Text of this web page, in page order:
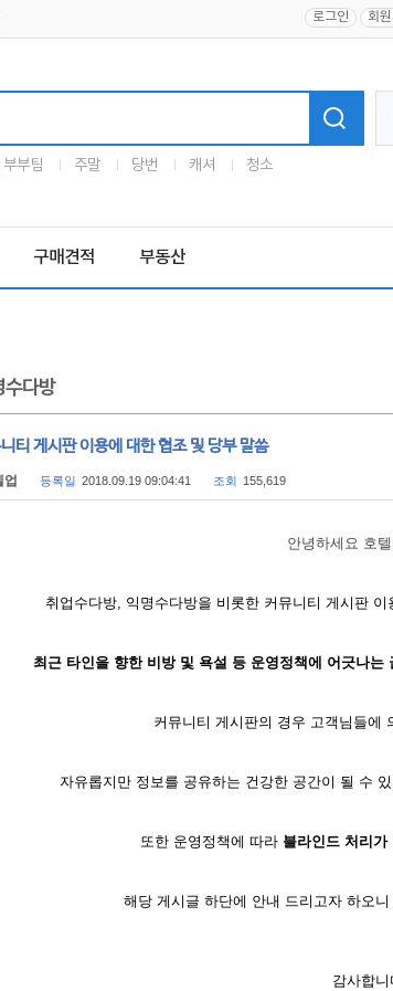
로그인 회
부부팀 주말 당번 캐셔 청소
구매견적 부동산
수다방
티 게시판 이용에 대한 협조 및 당부 말씀
업 등록일 2018.09.19 09:04:41 조회 155,619
안녕하세요 호
취업수다방, 익명수다방을 비롯한 커뮤니티 게시판
최근 타인을 향한 비방 및 욕설 등 운영정책에 어긋나는
커뮤니티 게시판의 경우 고객님들에
자유롭지만 정보를 공유하는 건강한 공간이 될 수
또한 운영정책에 따라 블라인드 처리
해당 게시글 하단에 안내 드리고자 하오
감사합니